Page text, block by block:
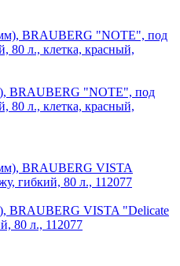
BRAUBERG "NOTE", под
80 л., клетка, красный,
BRAUBERG VISTA "Delicate
80 л., 112077